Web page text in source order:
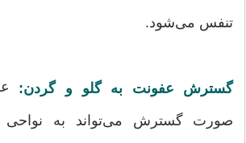
تنفس می‌شود.
گسترش عفونت به گلو و گردن:
صورت گسترش می‌تواند به نواحی